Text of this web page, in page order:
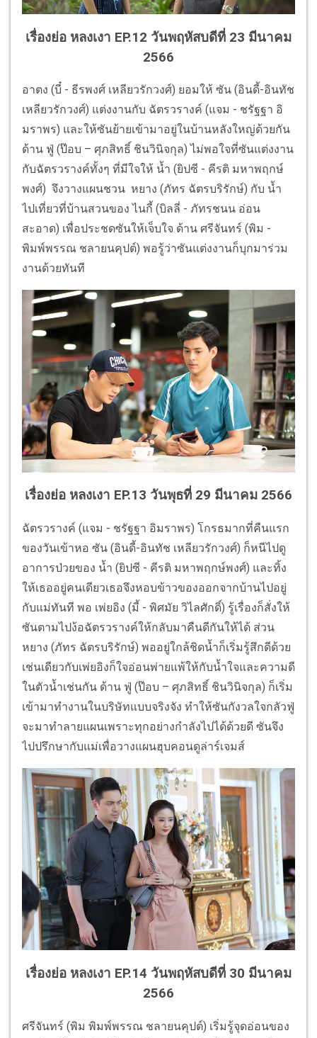
เรื่องย่อ หลงเงา EP.12 วันพฤหัสบดีที่ 23 มีนาคม
2566
อาตง (บี๋ - ธีรพงศ์ เหลียวรักวงศ์) ยอมให้ ซัน (อินดี้-อินทัช
เหลียวรักวงศ์) แต่งงานกับ ฉัตรวรางค์ (แจม - ชรัฐฐา อิ
มราพร) และให้ซันย้ายเข้ามาอยู่ในบ้านหลังใหญ่ด้วยกัน
ด้าน ฟู่ (ป๊อบ – ศุภสิทธิ์ ชินวินิจกุล) ไม่พอใจที่ซันแต่งงาน
กับฉัตรวรางค์ทั้งๆ ที่มีใจให้ น้ำ (ยิปซี - คีรติ มหาพฤกษ์
พงศ์) จึงวางแผนชวน หยาง (ภัทร ฉัตรบริรักษ์) กับ น้ำ
ไปเที่ยวที่บ้านสวนของ ไนกี้ (บิลลี่ - ภัทรชนน อ่อน
สะอาด) เพื่อประชดซันให้เจ็บใจ ด้าน ศรีจันทร์ (พิม -
พิมพ์พรรณ ชลายนคุปต์) พอรู้ว่าซันแต่งงานก็บุกมาร่วม
งานด้วยทันที
เรื่องย่อ หลงเงา EP.13 วันพุธที่ 29 มีนาคม 2566
ฉัตรวรางค์ (แจม - ชรัฐฐา อิมราพร) โกรธมากที่คืนแรก
ของวันเข้าหอ ซัน (อินดี้-อินทัช เหลียวรักวงศ์) ก็หนีไปดู
อาการป่วยของ น้ำ (ยิปซี - คีรติ มหาพฤกษ์พงศ์) และทิ้ง
ให้เธออยู่คนเดียวเธอจึงหอบข้าวของออกจากบ้านไปอยู่
กับแม่ทันที พอ เพ่ยอิง (มี้ - พิศมัย วิไลศักดิ์) รู้เรื่องก็สั่งให้
ซันตามไปง้อฉัตรวรางค์ให้กลับมาคืนดีกันให้ได้ ส่วน
หยาง (ภัทร ฉัตรบริรักษ์) พออยู่ใกล้ชิดน้ำก็เริ่มรู้สึกดีด้วย
เช่นเดียวกับเพ่ยอิงก็ใจอ่อนพ่ายแพ้ให้กับน้ำใจและความดี
ในตัวน้ำเช่นกัน ด้าน ฟู่ (ป๊อบ – ศุภสิทธิ์ ชินวินิจกุล) ก็เริ่ม
เข้ามาทำงานในบริษัทแบบจริงจัง ทำให้ซันกังวลใจกลัวฟู่
จะมาทำลายแผนเพราะทุกอย่างกำลังไปได้ด้วยดี ซันจึง
ไปปรึกษากับแม่เพื่อวางแผนฮุบคอนดูล่าร์เจมส์
เรื่องย่อ หลงเงา EP.14 วันพฤหัสบดีที่ 30 มีนาคม
2566
ศรีจันทร์ (พิม พิมพ์พรรณ ชลายนคุปต์) เริ่มรู้จุดอ่อนของ